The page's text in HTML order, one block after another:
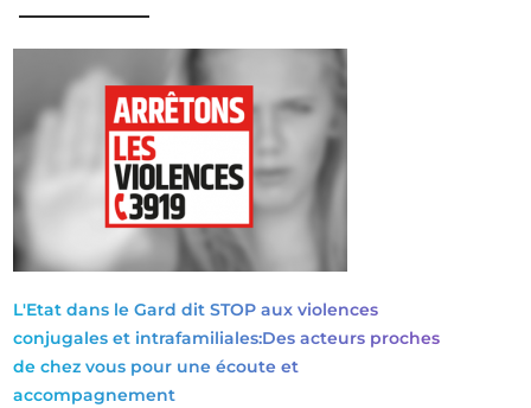
L'Etat dans le Gard dit STOP aux violences
conjugales et intrafamiliales:Des acteurs proches
de chez vous pour une écoute et
accompagnement